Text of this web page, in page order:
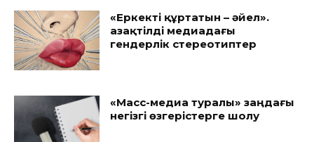
«Еркекті құртатын – әйел».
Қазақтілді медиадағы
гендерлік стереотиптер
«Масс-медиа туралы» заңдағы
негізгі өзгерістерге шолу